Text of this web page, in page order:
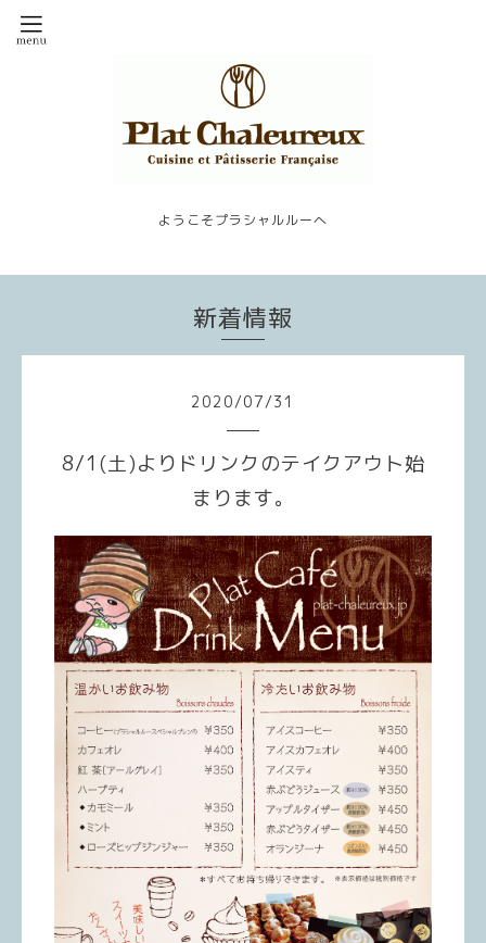
ようこそプラシャルルーへ
新着情報
2020/07/31
8/1(土)よりドリンクのテイクアウト始
まります。